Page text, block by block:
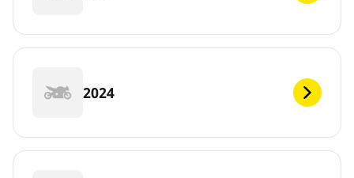
2024